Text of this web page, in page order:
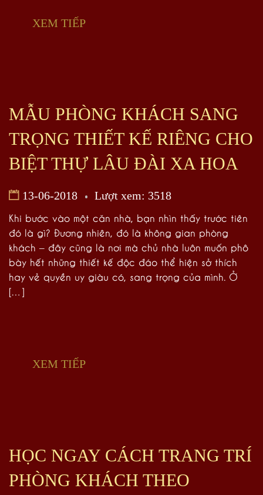
XEM TIẾP
MẪU PHÒNG KHÁCH SANG
TRỌNG THIẾT KẾ RIÊNG CHO
BIỆT THỰ LÂU ĐÀI XA HOA
13-06-2018
Lượt xem: 3518
Khi bước vào một căn nhà, bạn nhìn thấy trước tiên
đó là gì? Đương nhiên, đó là không gian phòng
khách – đây cũng là nơi mà chủ nhà luôn muốn phô
bày hết những thiết kế độc đáo thể hiện sở thích
hay vẻ quyền uy giàu có, sang trọng của mình. Ở
[…]
XEM TIẾP
HỌC NGAY CÁCH TRANG TRÍ
PHÒNG KHÁCH THEO